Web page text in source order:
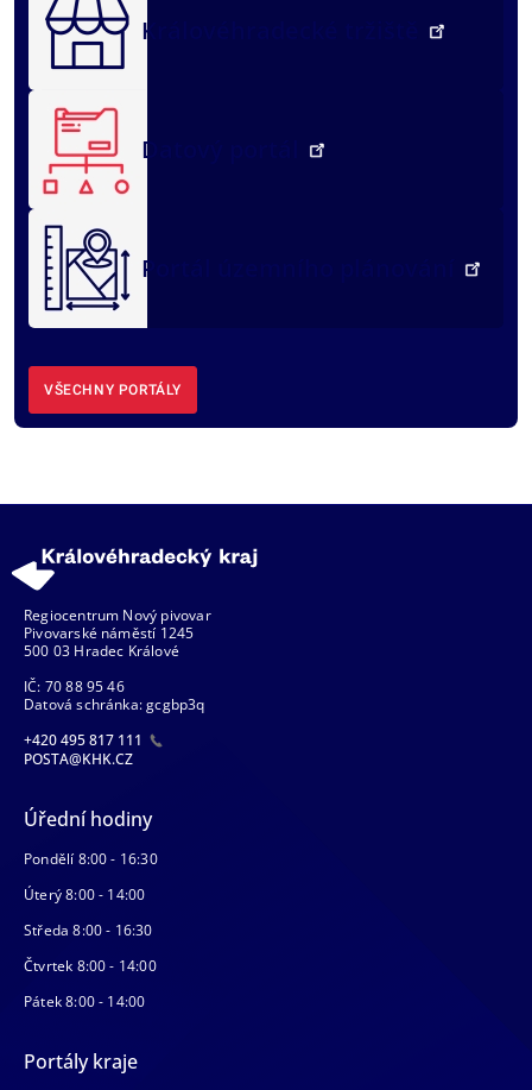
Královéhradecké tržiště
Datový portál
Portál územního plánování
VŠECHNY PORTÁLY
Regiocentrum Nový pivovar
Pivovarské náměstí 1245
500 03 Hradec Králové
IČ: 70 88 95 46
Datová schránka: gcgbp3q
+420 495 817 111
POSTA@KHK.CZ
Úřední hodiny
Pondělí 8:00 - 16:30
Úterý 8:00 - 14:00
Středa 8:00 - 16:30
Čtvrtek 8:00 - 14:00
Pátek 8:00 - 14:00
Portály kraje